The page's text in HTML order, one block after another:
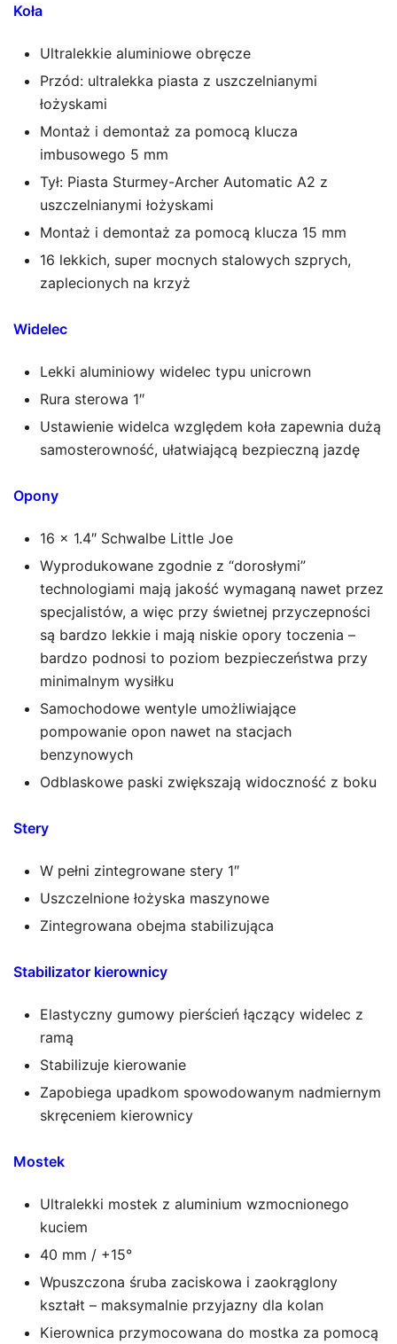
Koła
Ultralekkie aluminiowe obręcze
Przód: ultralekka piasta z uszczelnianymi
łożyskami
Montaż i demontaż za pomocą klucza
imbusowego 5 mm
Tył: Piasta Sturmey-Archer Automatic A2 z
uszczelnianymi łożyskami
Montaż i demontaż za pomocą klucza 15 mm
16 lekkich, super mocnych stalowych szprych,
zaplecionych na krzyż
Widelec
Lekki aluminiowy widelec typu unicrown
Rura sterowa 1″
Ustawienie widelca względem koła zapewnia dużą
samosterowność, ułatwiającą bezpieczną jazdę
Opony
16 × 1.4″ Schwalbe Little Joe
Wyprodukowane zgodnie z “dorosłymi”
technologiami mają jakość wymaganą nawet przez
specjalistów, a więc przy świetnej przyczepności
są bardzo lekkie i mają niskie opory toczenia –
bardzo podnosi to poziom bezpieczeństwa przy
minimalnym wysiłku
Samochodowe wentyle umożliwiające
pompowanie opon nawet na stacjach
benzynowych
Odblaskowe paski zwiększają widoczność z boku
Stery
W pełni zintegrowane stery 1″
Uszczelnione łożyska maszynowe
Zintegrowana obejma stabilizująca
Stabilizator kierownicy
Elastyczny gumowy pierścień łączący widelec z
ramą
Stabilizuje kierowanie
Zapobiega upadkom spowodowanym nadmiernym
skręceniem kierownicy
Mostek
Ultralekki mostek z aluminium wzmocnionego
kuciem
40 mm / +15°
Wpuszczona śruba zaciskowa i zaokrąglony
kształt – maksymalnie przyjazny dla kolan
Kierownica przymocowana do mostka za pomocą